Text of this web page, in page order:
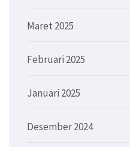
Maret 2025
Februari 2025
Januari 2025
Desember 2024